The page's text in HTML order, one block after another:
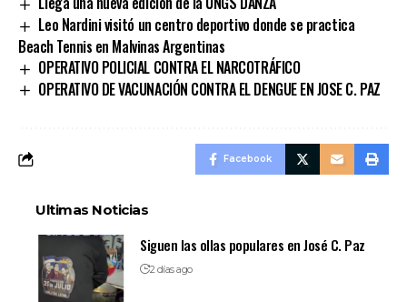
Leo Nardini visitó un centro deportivo donde se practica
Beach Tennis en Malvinas Argentinas
OPERATIVO POLICIAL CONTRA EL NARCOTRÁFICO
OPERATIVO DE VACUNACIÓN CONTRA EL DENGUE EN JOSE C. PAZ
Facebook
Ultimas Noticias
Siguen las ollas populares en José C. Paz
2 días ago